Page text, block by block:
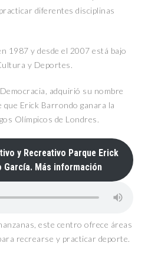
diferentes disciplinas
1987 y desde el 2007 está bajo
y Deportes.
adquirió su nombre
que Erick Barrondo ganara la
Olímpicos de Londres.
y Recreativo Parque Erick
García. Más información
este centro ofrece áreas
recrearse y practicar deporte.